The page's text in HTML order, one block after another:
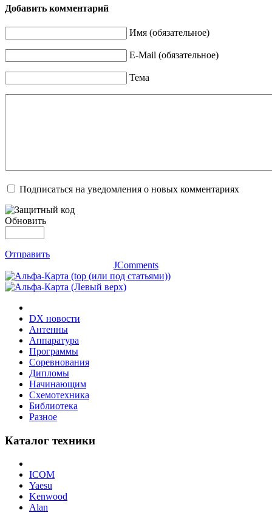
Добавить комментарий
Имя (обязательное)
E-Mail (обязательное)
Тема
Подписаться на уведомления о новых комментариях
Обновить
Отправить
JComments
DX новости
Антенны
Аппаратура
Программы
Соревнования
Дипломы
Начинающим
Схемотехника
Библиотека
Разное
Каталог техники
ICOM
Yaesu
Kenwood
Alan